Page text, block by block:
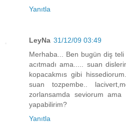
Yanıtla
LeyNa 31/12/09 03:49
Merhaba... Ben bugün diş teli
acıtmadı ama..... suan
kopacakmıs gibi
suan tozpembe..
zorlansamda seviorum ama
yapabilirim?
Yanıtla